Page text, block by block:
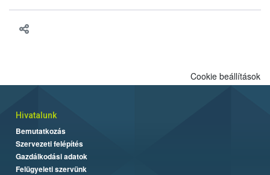
Cookie beállítások
Hivatalunk
Bemutatkozás
Szervezeti felépítés
Gazdálkodási adatok
Felügyeleti szervünk